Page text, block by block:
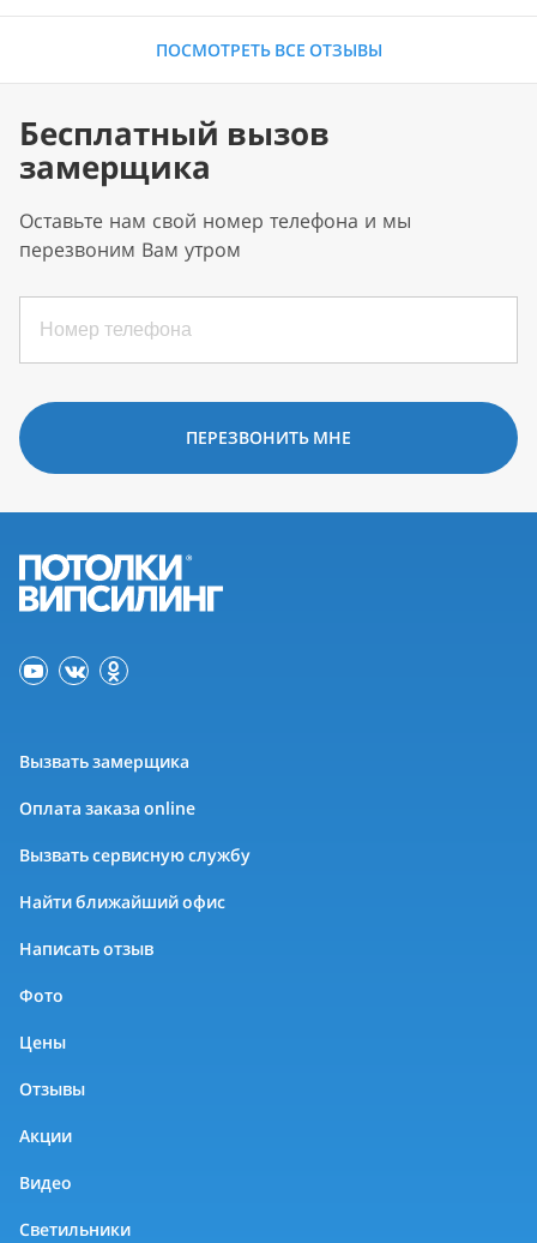
ПОСМОТРЕТЬ ВСЕ ОТЗЫВЫ
Бесплатный вызов
замерщика
Оставьте нам свой номер телефона и мы
перезвоним Вам утром
ПЕРЕЗВОНИТЬ МНЕ
Вызвать замерщика
Оплата заказа online
Вызвать сервисную службу
Найти ближайший офис
Написать отзыв
Фото
Цены
Отзывы
Акции
Видео
Светильники